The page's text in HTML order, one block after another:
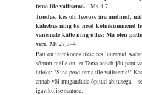
tema üle valitsema. 1Ms 4,7
Juudas, kes oli Jeesuse ära andnud,
kahetses ning tõi need kolmkümmend
vanemate kätte ning ütles: Ma olen
vere.Mt 27,3–4
Patt on inimkonna ukse ees luuranud
sõnum meile on, et Tema annab jõu patu
ütleks: "Sina pead tema üle valitsema!"
annab või muganduda õpitud abitusega –
igavikulise saatuse.